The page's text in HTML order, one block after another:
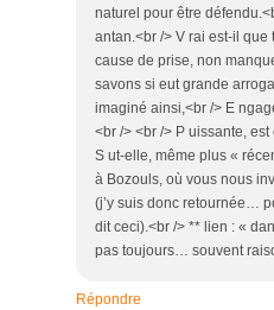
naturel pour être
antan.<br /> V rai est-il
cause de prise, non
savons si eut grande
imaginé ainsi,<br /> E
<br /> <br /> P uissante,
S ut-elle, même plus «
à Bozouls, où vous nous
(j’y suis donc retournée…
dit ceci).<br /> ** lien : «
pas toujours… souvent
Répondre